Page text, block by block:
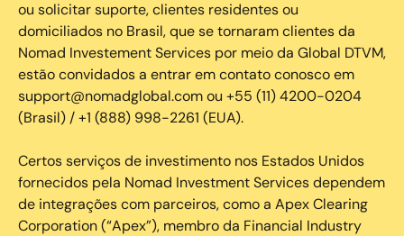
ou solicitar suporte, clientes residentes ou
domiciliados no Brasil, que se tornaram clientes da
Nomad Investement Services por meio da Global DTVM,
estão convidados a entrar em contato conosco em
support@nomadglobal.com ou +55 (11) 4200-0204
(Brasil) / +1 (888) 998-2261 (EUA).
Certos serviços de investimento nos Estados Unidos
fornecidos pela Nomad Investment Services dependem
de integrações com parceiros, como a Apex Clearing
Corporation (“Apex”), membro da Financial Industry